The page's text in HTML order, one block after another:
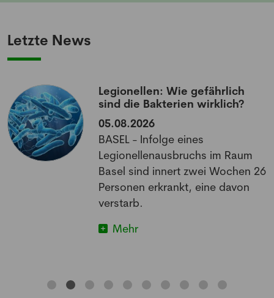
Letzte News
Legionellen: Wie gefährlich
sind die Bakterien wirklich?
05.08.2026
BASEL - Infolge eines
Legionellenausbruchs im Raum
Basel sind innert zwei Wochen 26
Personen erkrankt, eine davon
verstarb.
Mehr